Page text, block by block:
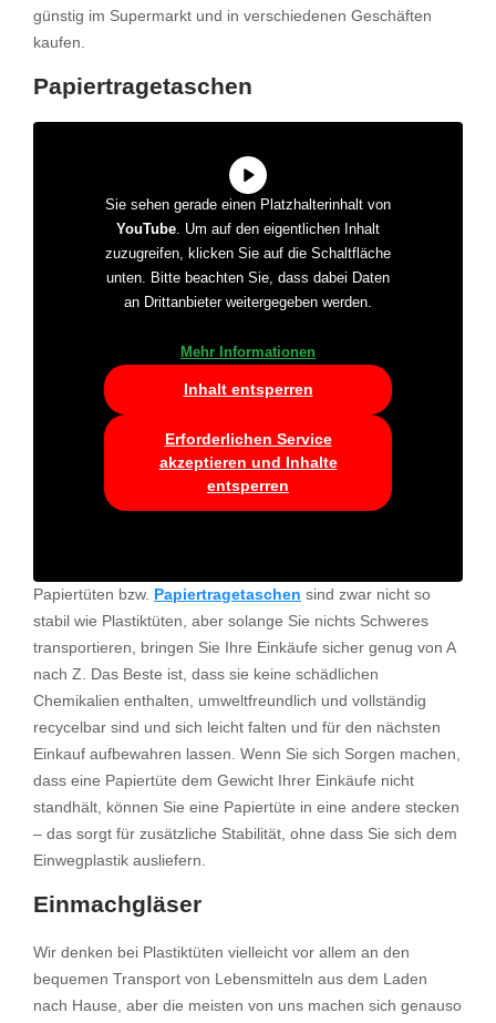
günstig im Supermarkt und in verschiedenen Geschäften
kaufen.
Papiertragetaschen
Sie sehen gerade einen Platzhalterinhalt von
YouTube. Um auf den eigentlichen Inhalt
zuzugreifen, klicken Sie auf die Schaltfläche
unten. Bitte beachten Sie, dass dabei Daten
an Drittanbieter weitergegeben werden.
Mehr Informationen
Inhalt entsperren
Erforderlichen Service
akzeptieren und Inhalte
entsperren
Papiertüten bzw. Papiertragetaschen sind zwar nicht so
stabil wie Plastiktüten, aber solange Sie nichts Schweres
transportieren, bringen Sie Ihre Einkäufe sicher genug von A
nach Z. Das Beste ist, dass sie keine schädlichen
Chemikalien enthalten, umweltfreundlich und vollständig
recycelbar sind und sich leicht falten und für den nächsten
Einkauf aufbewahren lassen. Wenn Sie sich Sorgen machen,
dass eine Papiertüte dem Gewicht Ihrer Einkäufe nicht
standhält, können Sie eine Papiertüte in eine andere stecken
– das sorgt für zusätzliche Stabilität, ohne dass Sie sich dem
Einwegplastik ausliefern.
Einmachgläser
Wir denken bei Plastiktüten vielleicht vor allem an den
bequemen Transport von Lebensmitteln aus dem Laden
nach Hause, aber die meisten von uns machen sich genauso